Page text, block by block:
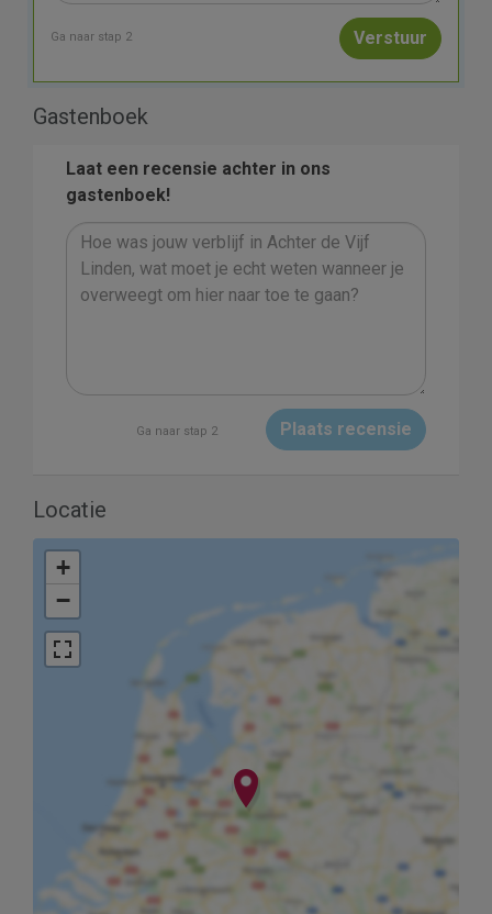
Ga naar stap 2
Gastenboek
Laat een recensie achter in ons
gastenboek!
Ga naar stap 2 Plaats recensie
Locatie
+
−